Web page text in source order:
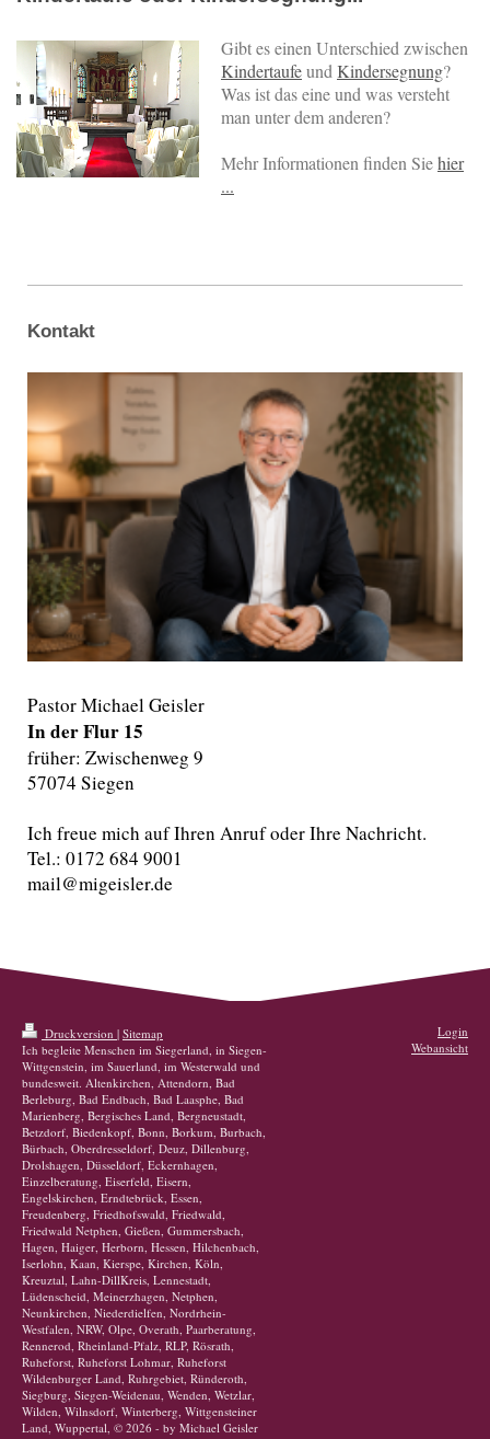
Gibt es einen Unterschied zwischen
KindertaufeundKindersegnung?
Was ist das eine und was versteht
man unter dem anderen?
Mehr Informationen finden Siehier
...
Kontakt
Pastor Michael Geisler
In der Flur 15
früher: Zwischenweg 9
57074 Siegen
Ich freue mich auf Ihren Anruf oder Ihre Nachricht.
Tel.: 0172 684 9001
mail@migeisler.de
Druckversion | Sitemap
Ich begleite Menschen im Siegerland, in Siegen-
Wittgenstein, im Sauerland, im Westerwald und
bundesweit. Altenkirchen, Attendorn, Bad
Berleburg, Bad Endbach, Bad Laasphe, Bad
Marienberg, Bergisches Land, Bergneustadt,
Betzdorf, Biedenkopf, Bonn, Borkum, Burbach,
Bürbach, Oberdresseldorf, Deuz, Dillenburg,
Drolshagen, Düsseldorf, Eckernhagen,
Einzelberatung, Eiserfeld, Eisern,
Engelskirchen, Erndtebrück, Essen,
Freudenberg, Friedhofswald, Friedwald,
Friedwald Netphen, Gießen, Gummersbach,
Hagen, Haiger, Herborn, Hessen, Hilchenbach,
Iserlohn, Kaan, Kierspe, Kirchen, Köln,
Kreuztal, Lahn-DillKreis, Lennestadt,
Lüdenscheid, Meinerzhagen, Netphen,
Neunkirchen, Niederdielfen, Nordrhein-
Westfalen, NRW, Olpe, Overath, Paarberatung,
Rennerod, Rheinland-Pfalz, RLP, Rösrath,
Ruheforst, Ruheforst Lohmar, Ruheforst
Wildenburger Land, Ruhrgebiet, Ründeroth,
Siegburg, Siegen-Weidenau, Wenden, Wetzlar,
Wilden, Wilnsdorf, Winterberg, Wittgensteiner
Land, Wuppertal, © 2026 - by Michael Geisler
Login
Webansicht